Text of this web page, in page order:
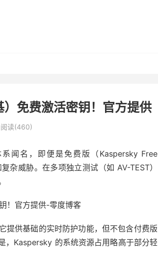
免费激活密钥！官方提供
阅读(460)
闻名，即便是免费版（Kaspersky Free
杂威胁。在多项独立测试（如 AV-TEST）
提供基础的实时防护功能，但不包含付费版
，Kaspersky 的系统资源占用略高于部分轻